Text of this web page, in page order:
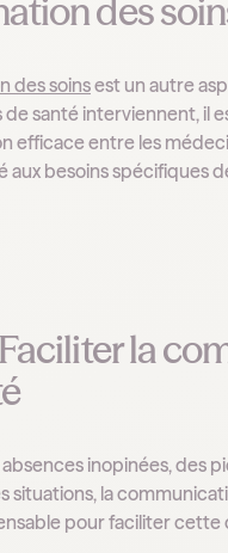
des
des soinsest un autre
de santé interviennent, il
efficace entre les
aux besoins spécifiques
la
absences inopinées, des
situations, la
pour faciliter